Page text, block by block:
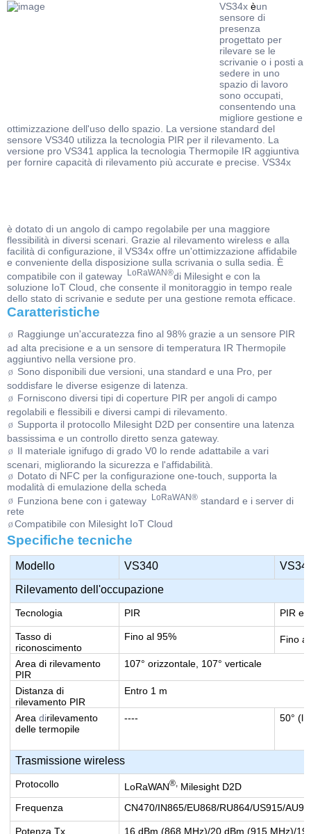
VS34x èun
sensore di
presenza
progettato per
rilevare se le
scrivanie o i posti a
sedere in uno
spazio di lavoro
sono occupati,
consentendo una
migliore gestione e
ottimizzazione dell'uso dello spazio. La versione standard del
sensore VS340 utilizza la tecnologia PIR per il rilevamento. La
versione pro VS341 applica la tecnologia Thermopile IR aggiuntiva
per fornire capacità di rilevamento più accurate e precise. VS34x
è dotato di un angolo di campo regolabile per una maggiore
flessibilità in diversi scenari. Grazie al rilevamento wireless e alla
facilità di configurazione, il VS34x offre un'ottimizzazione affidabile
e conveniente della disposizione sulla scrivania o sulla sedia. È
compatibile con il gateway
LoRaWAN®di Milesight e con la
soluzione IoT Cloud, che consente il monitoraggio in tempo reale
dello stato di scrivanie e sedute per una gestione remota efficace.
Caratteristiche
Ø
Raggiunge un'accuratezza fino al 98% grazie a un sensore PIR
ad alta precisione e a un sensore di temperatura IR Thermopile
aggiuntivo nella versione pro.
Ø
Sono disponibili due versioni, una standard e una Pro, per
soddisfare le diverse esigenze di latenza.
Ø
Forniscono diversi tipi di coperture PIR per angoli di campo
regolabili e flessibili e diversi campi di rilevamento.
Ø
Supporta il protocollo Milesight D2D per consentire una latenza
bassissima e un controllo diretto senza gateway.
Ø
Il materiale ignifugo di grado V0 lo rende adattabile a vari
scenari, migliorando la sicurezza e l'affidabilità.
Ø
Dotato di NFC per la configurazione one-touch, supporta la
modalità di emulazione della scheda
Ø Funziona bene con i gateway LoRaWAN® standard e i server di
rete
Ø Compatibile con Milesight IoT Cloud
Specifiche tecniche
Modello VS340
Rilevamento dell'occupazione
Tecnologia PIR PIR e
Tasso di
riconoscimento
Fino al 95% Fino
Area di rilevamento
PIR
107° orizzontale, 107° verticale
Distanza di
rilevamento PIR
Entro 1 m
Areadirilevamento
delle termopile
---- 50°
Trasmissione wireless
Protocollo LoRaWAN®, Milesight D2D
Frequenza
CN470/IN865/EU868/RU864/US915/
Potenza Tx 16 dBm (868 MHz)/20 dBm (915 MHz)/19